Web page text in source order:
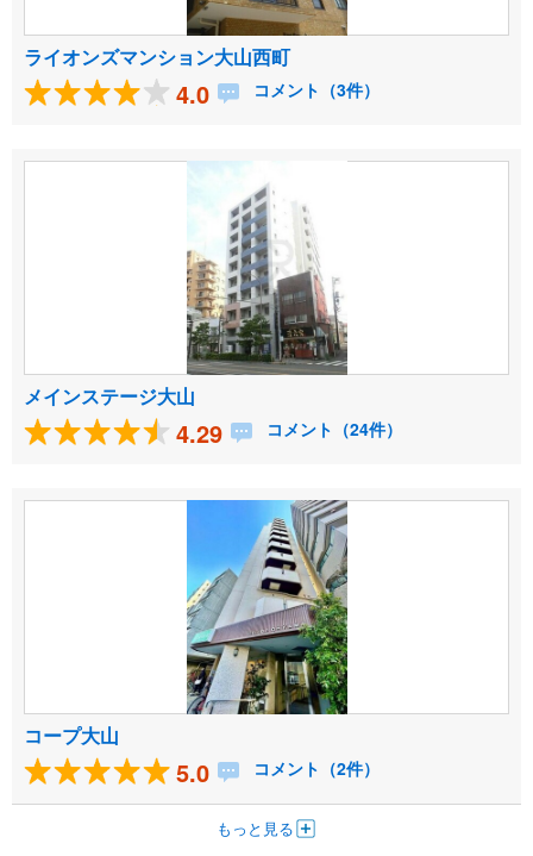
ライオンズマンション大山西町
4.0 コメント（3件）
メインステージ大山
4.29 コメント（24件）
コープ大山
5.0 コメント（2件）
もっと見る